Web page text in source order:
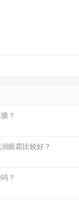
？
眼霜比较好？
？